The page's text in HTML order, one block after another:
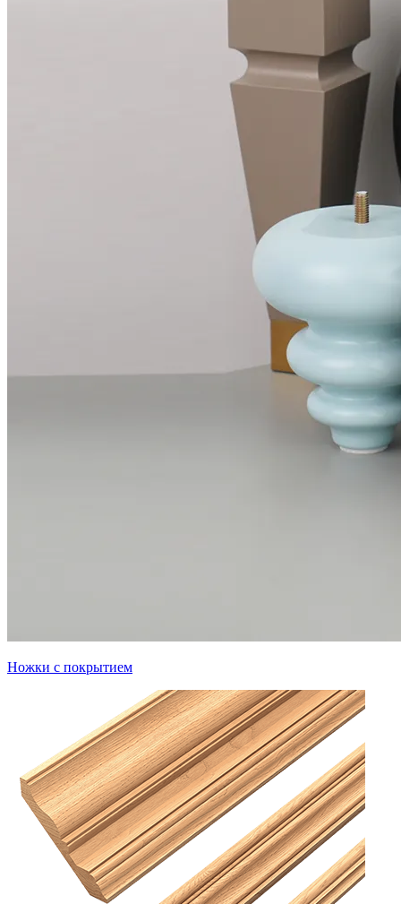
Ножки с покрытием